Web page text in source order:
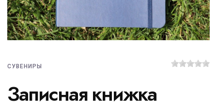
СУВЕНИРЫ
Записная книжка